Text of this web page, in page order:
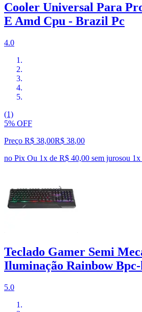
Cooler Universal Para
E Amd Cpu - Brazil Pc
4.0
(1)
5% OFF
Preço R$ 38,00R$ 38,00
no Pix Ou 1x de R$ 40,00 sem jurosou 1x
Teclado Gamer Semi
Iluminação Rainbow
5.0